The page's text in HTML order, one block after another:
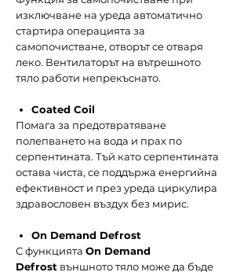
изключване на уреда автоматично
стартира операцията за
самопочистване, отворът се отваря
леко. Вентилаторът на вътрешното
тяло работи непрекъснато.
Coated Coil
Помага за предотвратяване
полепването на вода и прах по
серпентината. Тъй като серпентината
остава чиста, се поддържа енергийна
ефективност и през уреда циркулира
здравословен въздух без мирис.
On Demand Defrost
С функцията On Demand
Defrost външното тяло може да бъде